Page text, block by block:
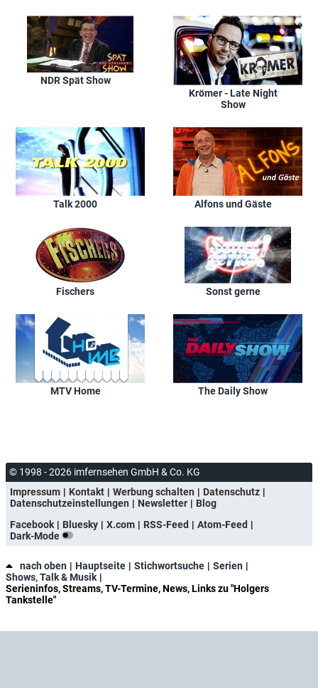
NDR Spät Show
Krömer - Late Night
Show
Talk 2000 Alfons und Gäste
Fischers Sonst gerne
MTV Home The Daily Show
© 1998 - 2026 imfernsehen GmbH & Co. KG
Impressum
Kontakt Werbung schalten
Datenschutz
Datenschutzeinstellungen
Newsletter
Blog
Facebook
Bluesky X.com RSS-Feed
Atom-Feed
Dark-Mode
nach oben Hauptseite Stichwortsuche
Serien
Shows, Talk & Musik
Serieninfos, Streams, TV-Termine, News, Links zu "Holgers
Tankstelle"